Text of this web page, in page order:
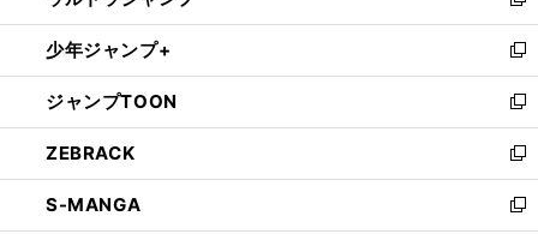
開
く
ウ
で
開
く
ン
ド
ウ
で
開
く
ウ
ィ
ン
ド
ウ
で
開
く
し
い
ウ
ィ
ン
ド
ウ
で
少年ジャンプ+
新
し
い
ウ
ィ
ン
ド
ジャンプTOON
新
し
い
ウ
ィ
ZEBRACK
新
し
い
S-MANGA
新